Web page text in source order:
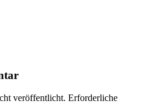
veröffentlicht. Erforderliche